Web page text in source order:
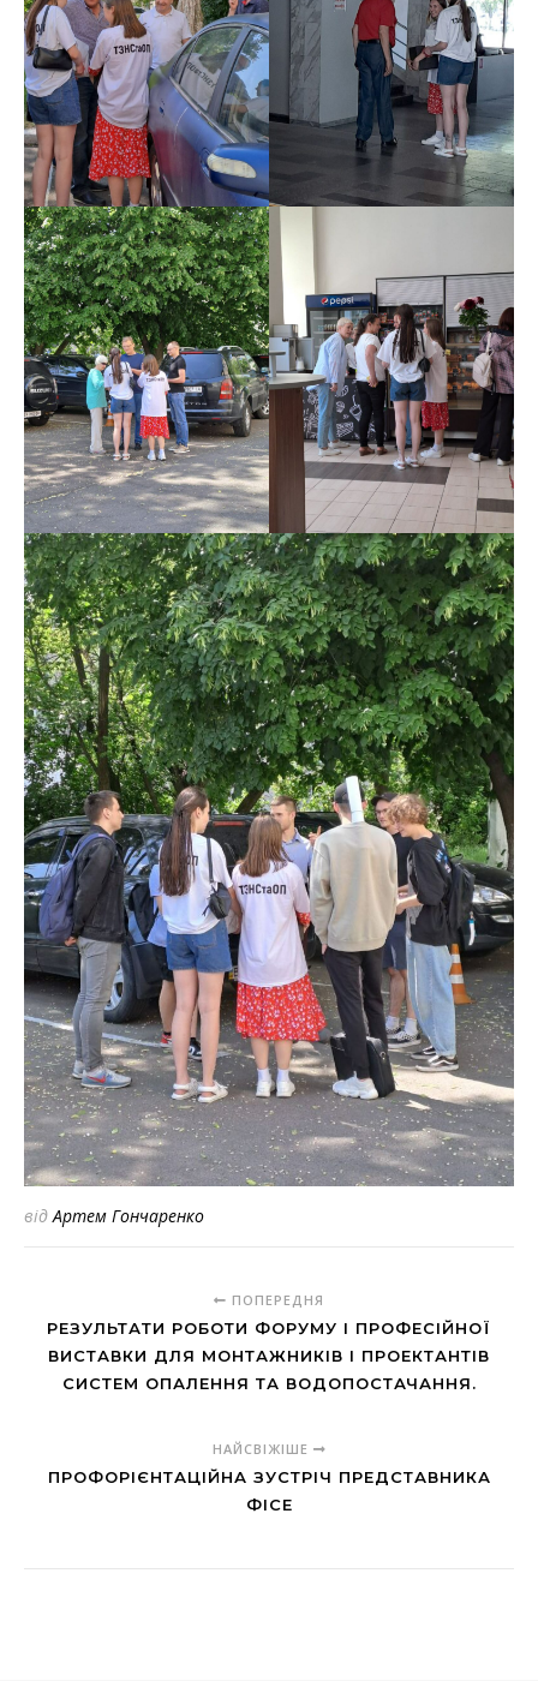
відАртем Гончаренко
ПОПЕРЕДНЯ
РЕЗУЛЬТАТИ РОБОТИ ФОРУМУ І ПРОФЕСІЙНОЇ
ВИСТАВКИ ДЛЯ МОНТАЖНИКІВ І ПРОЕКТАНТІВ
СИСТЕМ ОПАЛЕННЯ ТА ВОДОПОСТАЧАННЯ.
НАЙСВІЖІШЕ
ПРОФОРІЄНТАЦІЙНА ЗУСТРІЧ ПРЕДСТАВНИКА
ФІСЕ